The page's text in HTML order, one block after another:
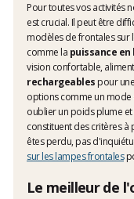
Pour toutes vos activités
est crucial. Il peut être
modèles de frontales sur
comme la puissance en
vision confortable,
rechargeables pour une
options comme un mode
oublier un poids plume
constituent des critères à
êtes perdu, pas
sur les lampes frontales
Le meilleur de